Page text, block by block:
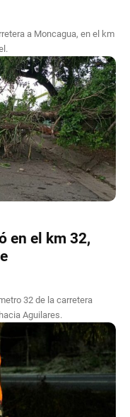
a Moncagua, en el km
en el km 32,
32 de la carretera
Aguilares.